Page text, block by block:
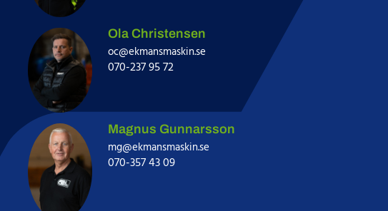
Ola Christensen
oc@ekmansmaskin.se
070-237 95 72
Magnus Gunnarsson
mg@ekmansmaskin.se
070-357 43 09